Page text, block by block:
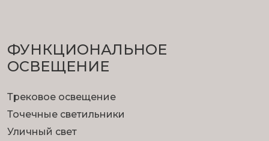
ФУНКЦИОНА­ЛЬНОЕ
ОСВЕЩЕНИЕ
Трековое освещение
Точечные светильники
Уличный свет